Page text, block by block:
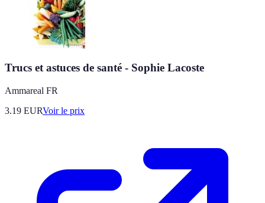
Trucs et astuces de santé - Sophie Lacoste
Ammareal FR
3.19 EURVoir le prix